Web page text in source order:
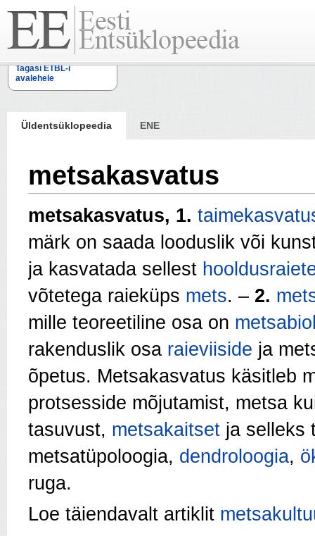
Tagasi ETBL-i
avalehele
Üldentsüklopeedia ENE
metsakasvatus
metsakasvatus, 1.
märk on saada looduslik või
ja kasvatada sellest
võtetega raieküps mets. – 2.
mille teoreetiline osa on
rakenduslik osa raieviiside ja
õpetus. Metsakasvatus käsitleb
protses­side mõjutamist, metsa
tasuvust, metsakaitset ja selleks
metsatüpoloogia, dendroloogia,
ruga.
Loe täiendavalt artiklit